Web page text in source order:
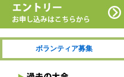
ボランティア募集